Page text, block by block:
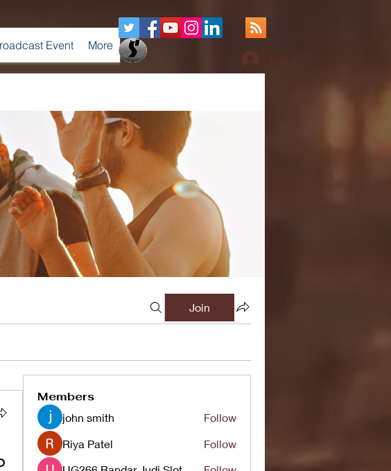
Event More
Join
Members
john smith
Follow
Riya Patel
Follow